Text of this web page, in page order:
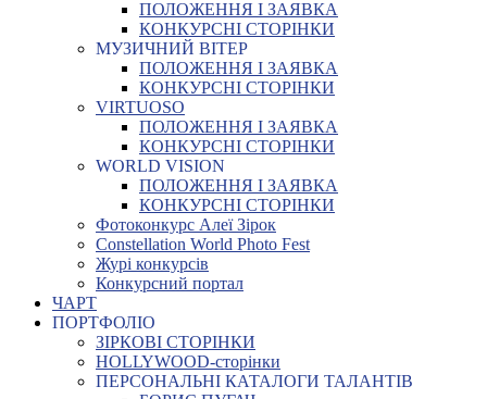
ПОЛОЖЕННЯ І ЗАЯВКА
КОНКУРСНІ СТОРІНКИ
МУЗИЧНИЙ ВІТЕР
ПОЛОЖЕННЯ І ЗАЯВКА
КОНКУРСНІ СТОРІНКИ
VIRTUOSO
ПОЛОЖЕННЯ І ЗАЯВКА
КОНКУРСНІ СТОРІНКИ
WORLD VISION
ПОЛОЖЕННЯ І ЗАЯВКА
КОНКУРСНІ СТОРІНКИ
Фотоконкурс Алеї Зірок
Constellation World Photo Fest
Журі конкурсів
Конкурсний портал
ЧАРТ
ПОРТФОЛІО
ЗІРКОВІ СТОРІНКИ
HOLLYWOOD-сторінки
ПЕРСОНАЛЬНІ КАТАЛОГИ ТАЛАНТІВ